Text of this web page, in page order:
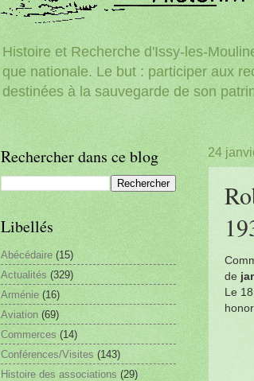
Histoire et Recherche d'Issy-les-
que nationale. Le but : participer aux
destinées à la sauvegarde de son
24
de
Le
Rechercher dans ce blog
Libellés
Abécédaire (15)
Actualités (329)
Arménie (16)
Aviation (69)
Commerces (14)
Conférences/Visites (143)
Histoire des associations (29)